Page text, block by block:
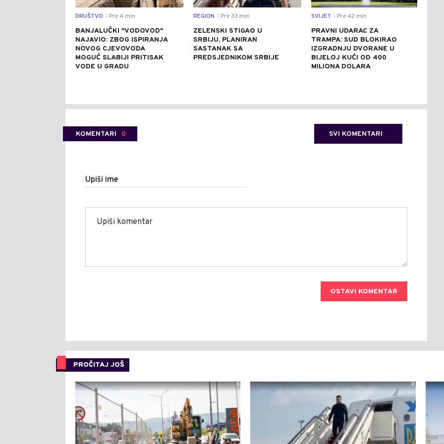
DRUŠTVO Pre 4 min
BANJALUČKI "VODOVOD"
NAJAVIO: ZBOG ISPIRANJA
NOVOG CJEVOVODA
MOGUĆ SLABIJI PRITISAK
VODE U GRADU
REGION Pre 33 min
ZELENSKI STIGAO U
SRBIJU, PLANIRAN
SASTANAK SA
PREDSJEDNIKOM SRBIJE
SVIJET Pre 42 min
PRAVNI UDARAC ZA
TRAMPA: SUD BLOKIRAO
IZGRADNJU DVORANE U
BIJELOJ KUĆI OD 400
MILIONA DOLARA
KOMENTARI 0 SVI KOMENTARI
Upiši ime
OSTAVI KOMENTAR
PROČITAJ JOŠ
0 0